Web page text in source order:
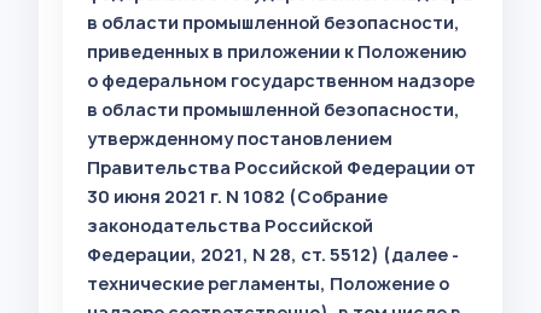
в области промышленной безопасности,
приведенных в приложении к Положению
о федеральном государственном надзоре
в области промышленной безопасности,
утвержденному постановлением
Правительства Российской Федерации от
30 июня 2021 г. N 1082 (Собрание
законодательства Российской
Федерации, 2021, N 28, ст. 5512) (далее -
технические регламенты, Положение о